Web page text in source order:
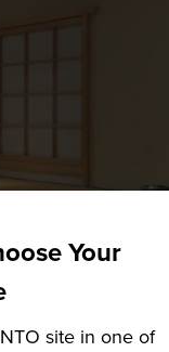
Your
site in one of